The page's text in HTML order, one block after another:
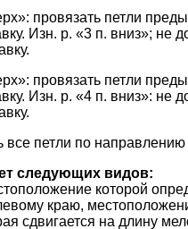
провязать петли
Изн. р. «3 п. вниз»; не
провязать петли
Изн. р. «4 п. вниз»: не
все петли по
следующих видов:
которой
краю,
сдвигается на длину